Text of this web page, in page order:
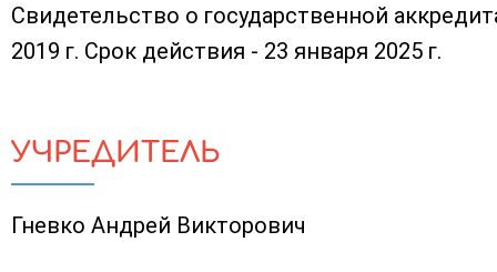
Свидетельство о государственной
2019 г. Срок действия - 23 января 2025 г.
УЧРЕДИТЕЛЬ
Гневко Андрей Викторович